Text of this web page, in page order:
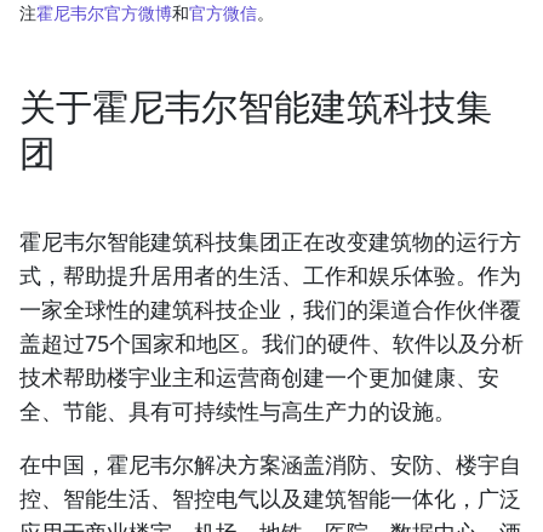
注霍尼韦尔官方微博和官方微信。
关于霍尼韦尔智能建筑科技集
团
霍尼韦尔智能建筑科技集团正在改变建筑物的运行方
式，帮助提升居用者的生活、工作和娱乐体验。作为
一家全球性的建筑科技企业，我们的渠道合作伙伴覆
盖超过75个国家和地区。我们的硬件、软件以及分析
技术帮助楼宇业主和运营商创建一个更加健康、安
全、节能、具有可持续性与高生产力的设施。
在中国，霍尼韦尔解决方案涵盖消防、安防、楼宇自
控、智能生活、智控电气以及建筑智能一体化，广泛